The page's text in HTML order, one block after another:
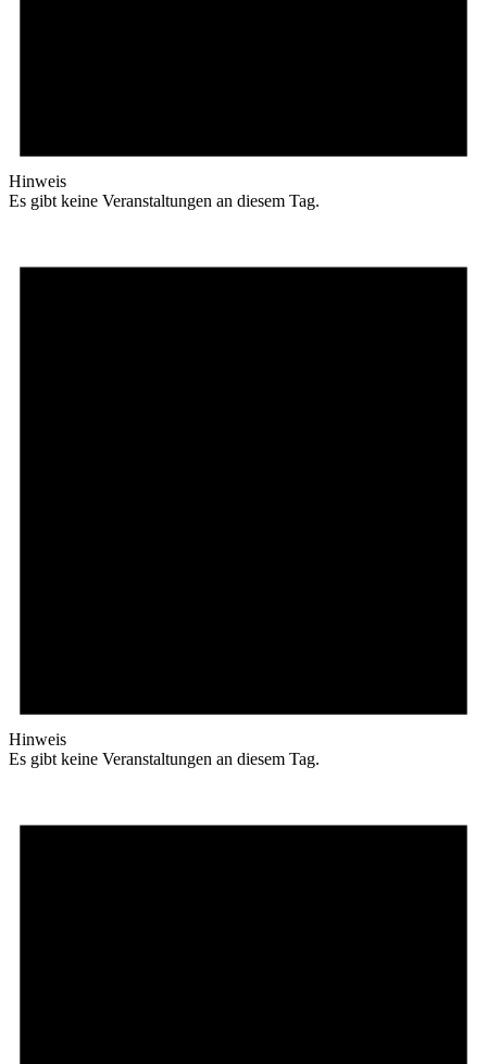
Hinweis
Es gibt keine Veranstaltungen an diesem Tag.
Hinweis
Es gibt keine Veranstaltungen an diesem Tag.